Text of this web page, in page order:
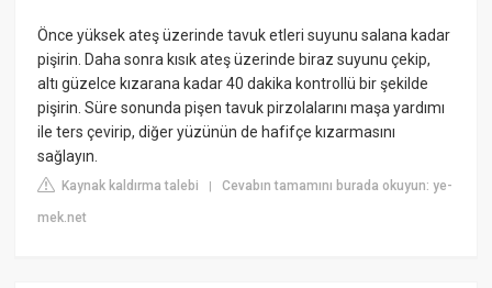
Önce yüksek ateş üzerinde tavuk etleri suyunu salana kadar
pişirin. Daha sonra kısık ateş üzerinde biraz suyunu çekip,
altı güzelce kızarana kadar 40 dakika kontrollü bir şekilde
pişirin. Süre sonunda pişen tavuk pirzolalarını maşa yardımı
ile ters çevirip, diğer yüzünün de hafifçe kızarmasını
sağlayın.
Kaynak kaldırma talebi |Cevabın tamamını burada okuyun: ye-
mek.net